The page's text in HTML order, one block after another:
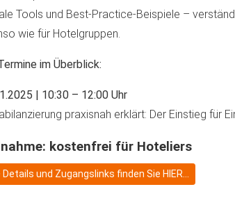
Tools und Best-Practice-Beispiele –
wie für Hotelgruppen.
im Überblick:
| 10:30 – 12:00 Uhr
praxisnah erklärt: Der Einstieg für
kostenfrei für Hoteliers
Details und Zugangslinks finden Sie HIER...